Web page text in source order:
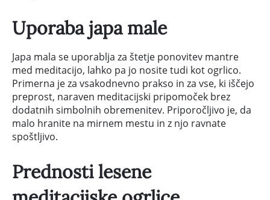
Uporaba japa male
Japa mala se uporablja za štetje ponovitev mantre
med meditacijo, lahko pa jo nosite tudi kot ogrlico.
Primerna je za vsakodnevno prakso in za vse, ki iščejo
preprost, naraven meditacijski pripomoček brez
dodatnih simbolnih obremenitev. Priporočljivo je, da
malo hranite na mirnem mestu in z njo ravnate
spoštljivo.
Prednosti lesene